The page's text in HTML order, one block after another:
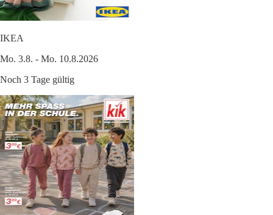
IKEA
Mo. 3.8. - Mo. 10.8.2026
Noch 3 Tage gültig